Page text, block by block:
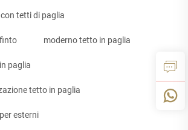
tetti di paglia
moderno tetto in paglia
paglia
tetto in paglia
esterni